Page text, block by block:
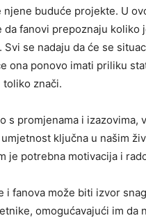
njene buduće projekte. U
da fanovi prepoznaju koliko
Svi se nadaju da će se
ona ponovo imati priliku
znači.
s promjenama i izazovima,
ključna u našim
je potrebna motivacija i
i fanova može biti izvor
omogućavajući im da